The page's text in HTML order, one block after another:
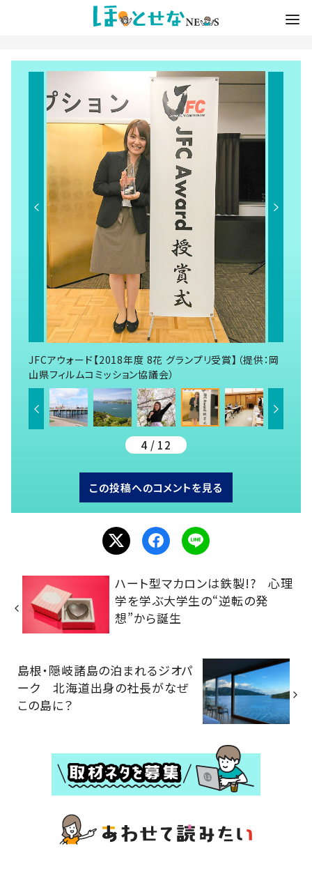
JFCアウォード【2018年度 8花 グランプリ受賞】（提供：岡
山県フィルムコミッション協議会）
4 / 12
この投稿へのコメントを見る
ハート型マカロンは鉄製!? 心理
学を学ぶ大学生の“逆転の発
想”から誕生
島根・隠岐諸島の泊まれるジオパ
ーク 北海道出身の社長がなぜ
この島に？